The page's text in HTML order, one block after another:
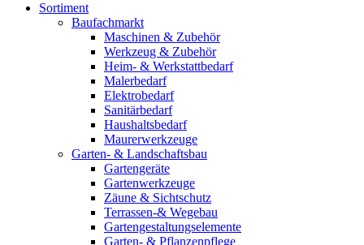
Sortiment
Baufachmarkt
Maschinen & Zubehör
Werkzeug & Zubehör
Heim- & Werkstattbedarf
Malerbedarf
Elektrobedarf
Sanitärbedarf
Haushaltsbedarf
Maurerwerkzeuge
Garten- & Landschaftsbau
Gartengeräte
Gartenwerkzeuge
Zäune & Sichtschutz
Terrassen-& Wegebau
Gartengestaltungselemente
Garten- & Pflanzenpflege